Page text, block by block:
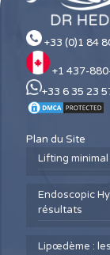
+33 (0)1 84
+1 437-
+33 6 35 23
Plan du Site
Lifting
Endoscopic
résultats
Lipœdème :